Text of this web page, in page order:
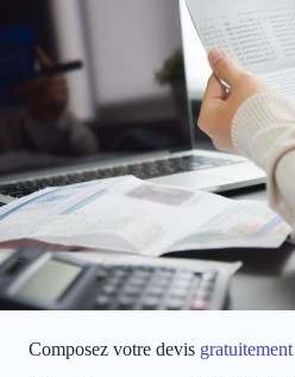
Composez votre devis